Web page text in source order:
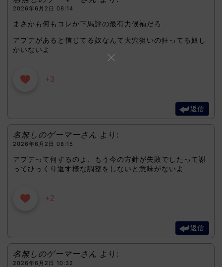
2026年6月2日 08:14
まさかも何もコレが下馬評の最有力候補だろ
アプデがあると信じてる奴なんて大穴狙いの狂ってる奴し
かいないよ
+3
返信
名無しのゲーマーさん より:
2026年6月2日 08:15
アプデって何するのよ、もう今の方針が失敗でしたって謝
ってひっくり返す様な調整をしないと意味がないよ
+2
返信
名無しのゲーマーさん より:
2026年6月2日 10:32